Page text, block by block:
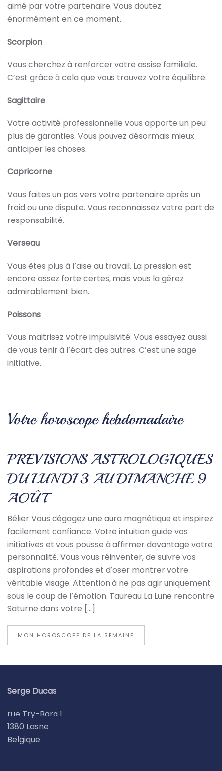
aimé par votre partenaire. Vous doutez
énormément en ce moment.
Scorpion
Vous cherchez à renforcer votre assise familiale.
C’est grâce à cela que vous trouvez votre équilibre.
Sagittaire
Votre activité professionnelle vous apporte un peu
plus de garanties. Vous pouvez désormais mieux
anticiper les choses.
Capricorne
Vous faites un pas vers votre partenaire après un
froid ou une dispute. Vous reconnaissez votre part de
responsabilité.
Verseau
Vous êtes plus à l’aise au travail. La pression est
encore assez forte certes, mais vous la gérez
admirablement bien.
Poissons
Vous maitrisez votre impulsivité. Vous essayez aussi
de vous tenir à l’écart des autres. C’est une sage
initiative.
Votre horoscope hebdomadaire
PREVISIONS ASTROLOGIQUES
DU LUNDI 3 AU DIMANCHE 9
AOÛT
Bélier Vous dégagez une aura magnétique et inspirez
facilement confiance. Votre intuition guide vos
initiatives et vous pousse à affirmer davantage votre
personnalité. Vous vous réinventer, de suivre vos
aspirations profondes et d’oser montrer votre
véritable visage. Attention à ne pas agir uniquement
sous le coup de l’émotion. Taureau La Lune rencontre
Saturne dans votre […]
MON HOROSCOPE DE LA SEMAINE
Serge Ducas
rue Try-Bara 1
1380 Lasne
Belgique